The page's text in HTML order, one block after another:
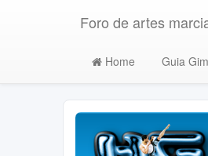
Foro de artes
Home Guia